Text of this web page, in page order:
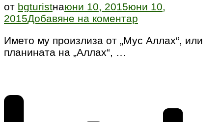
от bgturistнаюни 10, 2015юни 10,
2015Добавяне на коментар
Мусала
Името му произлиза от „Мус Аллах“, или
планината на „Аллах“, …